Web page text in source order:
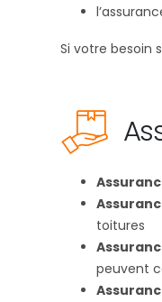
Si votre besoin
toitures
peuvent